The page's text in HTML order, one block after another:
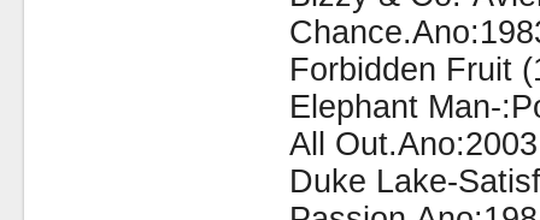
Forbidden Fruit
Elephant Man-
All
Duke Lake-